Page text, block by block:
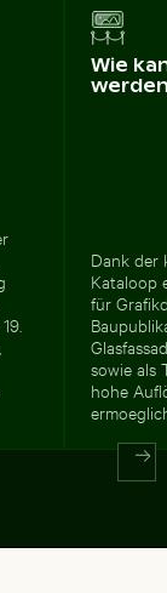
Wie
Dank der
Kataloop
für
sowie als
hohe